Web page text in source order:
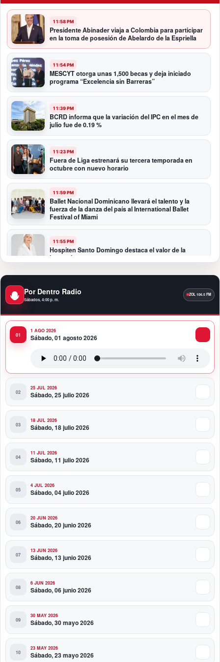
11:58 PM
Presidente Abinader viaja a Colombia para participar
en la toma de posesión de Abelardo de la Espriella
11:54 PM
MESCYT otorga unas 1,500 becas y deja iniciado
programa “Excelencia sin Barreras”
11:39 PM
BCRD informa que la variación del IPC en el mes de
julio fue de 0.19 %
11:23 PM
Fuera de Liga estrenará su tercera temporada en
octubre con nuevo horario
11:59 PM
Ballet Nacional Dominicano llevará el talento y la
fuerza de la danza del país al International Ballet
Festival of Miami
11:55 PM
Hospiten Santo Domingo destaca el valor de la
lactancia materna
Banreservas recibe nuevamente la máxima
calificación crediticia AAA.do de Moody’s Local RD
10:51 PM
Producciones Panda Rosa anuncia su
Por Dentro Radio
Sábados, 4:00 p. m.
1 AGO 2026
Sábado, 01 agosto 2026
25 JUL 2026
Sábado, 25 julio 2026
18 JUL 2026
Sábado, 18 julio 2026
11 JUL 2026
Sábado, 11 julio 2026
4 JUL 2026
Sábado, 04 julio 2026
20 JUN 2026
Sábado, 20 junio 2026
13 JUN 2026
Sábado, 13 junio 2026
6 JUN 2026
Sábado, 06 junio 2026
30 MAY 2026
Sábado, 30 mayo 2026
23 MAY 2026
Sábado, 23 mayo 2026